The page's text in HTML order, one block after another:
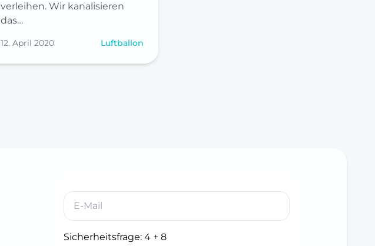
verleihen. Wir kanalisieren
das…
12. April 2020 Luftballon
Sicherheitsfrage: 4 + 8